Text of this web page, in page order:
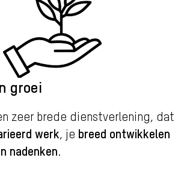
groei
zeer brede dienstverlening, dat
werk, je breed ontwikkelen
nadenken.